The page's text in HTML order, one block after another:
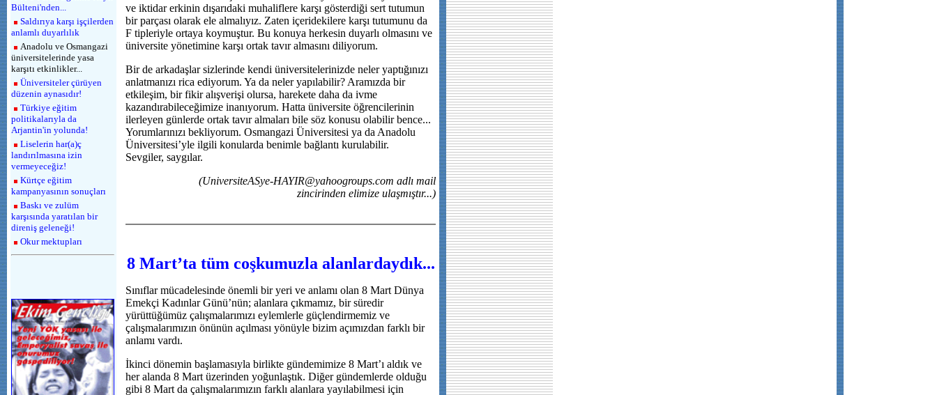
Bülteni'nden...
Saldırıya karşı işçilerden
anlamlı duyarlılık
Anadolu ve Osmangazi
üniversitelerinde yasa
karşıtı etkinlikler...
Üniversiteler çürüyen
düzenin aynasıdır!
Türkiye eğitim
politikalarıyla da
Arjantin'in yolunda!
Liselerin har(a)ç
landırılmasına izin
vermeyeceğiz!
Kürtçe eğitim
kampanyasının sonuçları
Baskı ve zulüm
karşısında yaratılan bir
direniş geleneği!
Okur mektupları
ve iktidar erkinin dışarıdaki muhaliflere karşı gösterdiği sert tutumun
bir parçası olarak ele almalıyız. Zaten içeridekilere karşı tutumunu da
F tipleriyle ortaya koymuştur. Bu konuya herkesin duyarlı olmasını ve
üniversite yönetimine karşı ortak tavır almasını diliyorum.
Bir de arkadaşlar sizlerinde kendi üniversitelerinizde neler yaptığınızı
anlatmanızı rica ediyorum. Ya da neler yapılabilir? Aramızda bir
etkileşim, bir fikir alışverişi olursa, harekete daha da ivme
kazandırabileceğimize inanıyorum. Hatta üniversite öğrencilerinin
ilerleyen günlerde ortak tavır almaları bile söz konusu olabilir bence...
Yorumlarınızı bekliyorum. Osmangazi Üniversitesi ya da Anadolu
Üniversitesi’yle ilgili konularda benimle bağlantı kurulabilir.
Sevgiler, saygılar.
(UniversiteASye-HAYIR@yahoogroups.com adlı mail
zincirinden elimize ulaşmıştır...)
8 Mart’ta tüm coşkumuzla alanlardaydık...
Sınıflar mücadelesinde önemli bir yeri ve anlamı olan 8 Mart Dünya
Emekçi Kadınlar Günü’nün; alanlara çıkmamız, bir süredir
yürüttüğümüz çalışmalarımızı eylemlerle güçlendirmemiz ve
çalışmalarımızın önünün açılması yönüyle bizim açımızdan farklı bir
anlamı vardı.
İkinci dönemin başlamasıyla birlikte gündemimize 8 Mart’ı aldık ve
her alanda 8 Mart üzerinden yoğunlaştık. Diğer gündemlerde olduğu
gibi 8 Mart da çalışmalarımızın farklı alanlara yayılabilmesi için